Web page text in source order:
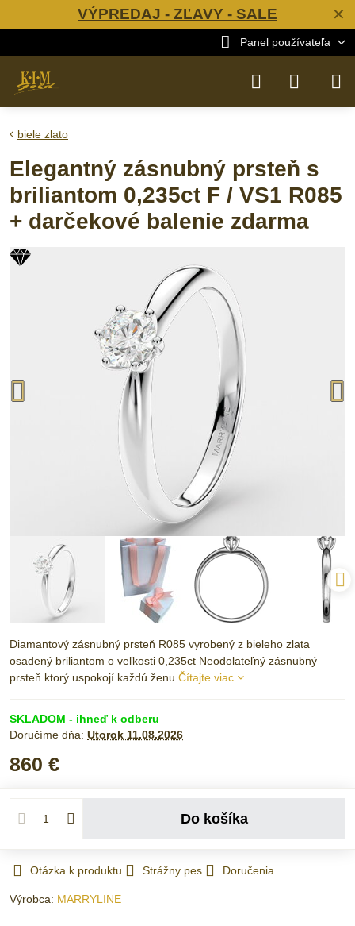
✕
VÝPREDAJ - ZĽAVY - SALE
Panel používateľa
biele zlato
Elegantný zásnubný prsteň s
briliantom 0,235ct F / VS1 R085
+ darčekové balenie zdarma
Diamantový zásnubný prsteň R085 vyrobený z bieleho zlata
osadený briliantom o veľkosti 0,235ct Neodolateľný zásnubný
prsteň ktorý uspokojí každú ženu Čítajte viac
SKLADOM - ihneď k odberu
Doručíme dňa: Utorok 11.08.2026
860 €
Do košíka
Otázka k produktu Strážny pes Doručenia
Výrobca: MARRYLINE